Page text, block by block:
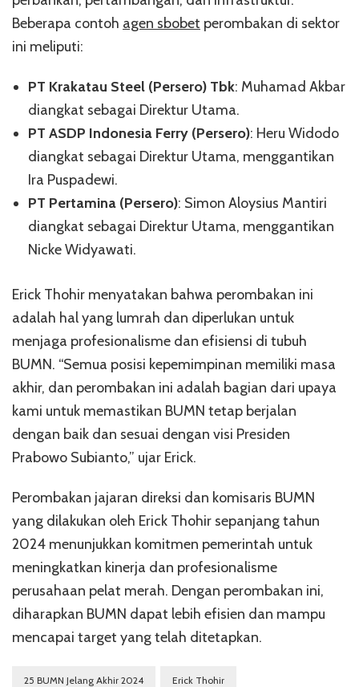
Beberapa contoh agen sbobet perombakan di sektor
ini meliputi:
PT Krakatau Steel (Persero) Tbk: Muhamad Akbar
diangkat sebagai Direktur Utama.
PT ASDP Indonesia Ferry (Persero): Heru Widodo
diangkat sebagai Direktur Utama, menggantikan
Ira Puspadewi.
PT Pertamina (Persero): Simon Aloysius Mantiri
diangkat sebagai Direktur Utama, menggantikan
Nicke Widyawati.
Erick Thohir menyatakan bahwa perombakan ini
adalah hal yang lumrah dan diperlukan untuk
menjaga profesionalisme dan efisiensi di tubuh
BUMN. “Semua posisi kepemimpinan memiliki masa
akhir, dan perombakan ini adalah bagian dari upaya
kami untuk memastikan BUMN tetap berjalan
dengan baik dan sesuai dengan visi Presiden
Prabowo Subianto,” ujar Erick.
Perombakan jajaran direksi dan komisaris BUMN
yang dilakukan oleh Erick Thohir sepanjang tahun
2024 menunjukkan komitmen pemerintah untuk
meningkatkan kinerja dan profesionalisme
perusahaan pelat merah. Dengan perombakan ini,
diharapkan BUMN dapat lebih efisien dan mampu
mencapai target yang telah ditetapkan.
25 BUMN Jelang Akhir 2024 Erick Thohir